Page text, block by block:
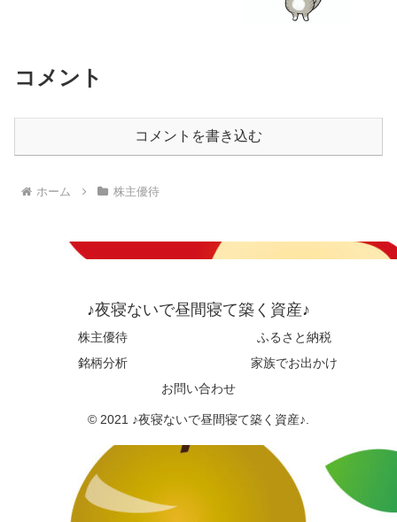
コメント
コメントを書き込む
ホーム 株主優待
♪夜寝ないで昼間寝て築く資産♪
株主優待
ふるさと納税
銘柄分析
家族でお出かけ
お問い合わせ
© 2021 ♪夜寝ないで昼間寝て築く資産♪.